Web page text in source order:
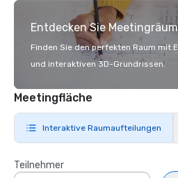
Entdecken Sie
Finden Sie den perfekten Raum mit
und interaktiven 3D-Grundrissen.
Meetingfläche
Interaktive Raumaufteilungen
Teilnehmer